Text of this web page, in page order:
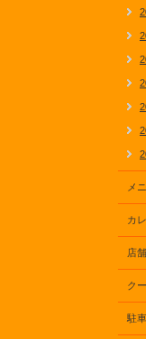
メ
カ
店
ク
駐